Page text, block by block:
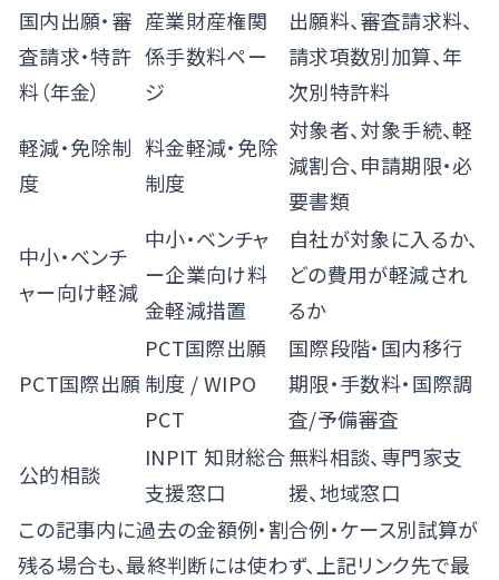
国内出願・審
査請求・特許
料（年金）
産業財産権関
係手数料ペー
ジ
出願料、審査請求料、
請求項数別加算、年
次別特許料
軽減・免除制
度
料金軽減・免除
制度
対象者、対象手続、軽
減割合、申請期限・必
要書類
中小・ベンチ
ャー向け軽減
中小・ベンチャ
ー企業向け料
金軽減措置
自社が対象に入るか、
どの費用が軽減され
るか
PCT国際出願
PCT国際出願
制度 /WIPO
PCT
国際段階・国内移行
期限・手数料・国際調
査/予備審査
公的相談
INPIT 知財総合
支援窓口
無料相談、専門家支
援、地域窓口
この記事内に過去の金額例・割合例・ケース別試算が
残る場合も、最終判断には使わず、上記リンク先で最